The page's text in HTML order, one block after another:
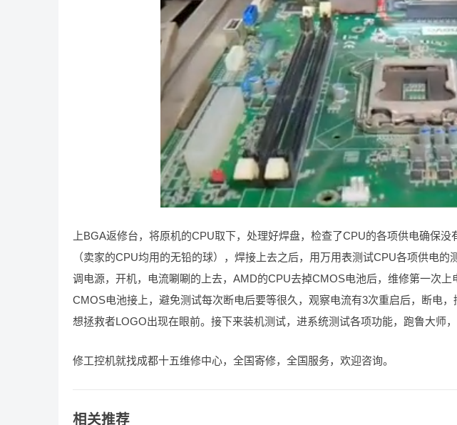
上BGA返修台，将原机的CPU取下，处理好焊盘，检查了CPU的各项供电确保
（卖家的CPU均用的无铅的球），焊接上去之后，用万用表测试CPU各项供电
调电源，开机，电流唰唰的上去，AMD的CPU去掉CMOS电池后，维修第一次
CMOS电池接上，避免测试每次断电后要等很久，观察电流有3次重启后，断电
想拯救者LOGO出现在眼前。接下来装机测试，进系统测试各项功能，跑鲁大师，
修工控机就找成都十五维修中心，全国寄修，全国服务，欢迎咨询。
相关推荐